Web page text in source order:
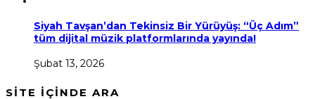
Siyah Tavşan’dan Tekinsiz Bir Yürüyüş: “Üç Adım”
tüm dijital müzik platformlarında yayında!
Şubat 13, 2026
SİTE İÇİNDE ARA